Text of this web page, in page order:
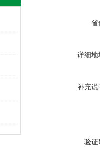
省
详细地
补充说
验证